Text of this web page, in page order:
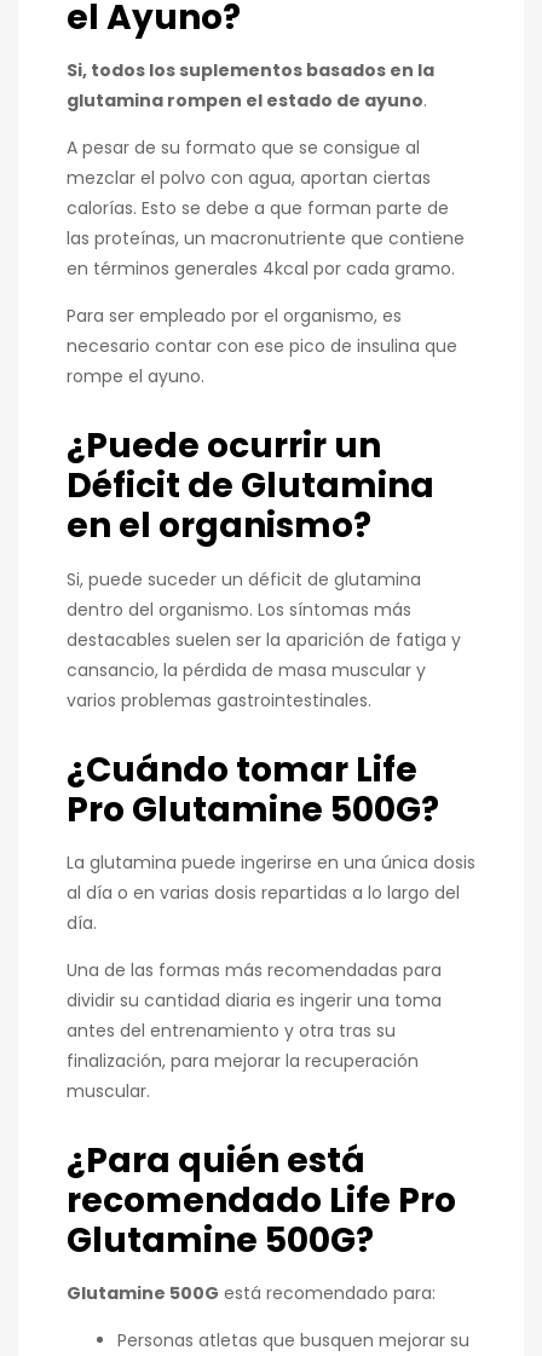
el Ayuno?
Si, todos los suplementos basados en la
glutamina rompen el estado de ayuno.
A pesar de su formato que se consigue al
mezclar el polvo con agua, aportan ciertas
calorías. Esto se debe a que forman parte de
las proteínas, un macronutriente que contiene
en términos generales 4kcal por cada gramo.
Para ser empleado por el organismo, es
necesario contar con ese pico de insulina que
rompe el ayuno.
¿Puede ocurrir un
Déficit de Glutamina
en el organismo?
Si, puede suceder un déficit de glutamina
dentro del organismo. Los síntomas más
destacables suelen ser la aparición de fatiga y
cansancio, la pérdida de masa muscular y
varios problemas gastrointestinales.
¿Cuándo tomar Life
Pro Glutamine 500G?
La glutamina puede ingerirse en una única dosis
al día o en varias dosis repartidas a lo largo del
día.
Una de las formas más recomendadas para
dividir su cantidad diaria es ingerir una toma
antes del entrenamiento y otra tras su
finalización, para mejorar la recuperación
muscular.
¿Para quién está
recomendado Life Pro
Glutamine 500G?
Glutamine 500G está recomendado para:
Personas atletas que busquen mejorar su